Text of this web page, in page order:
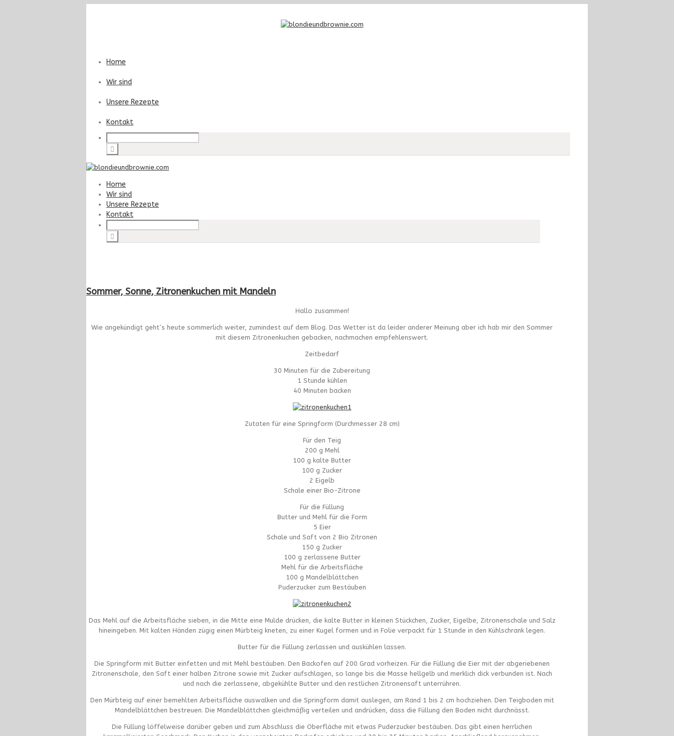
Home
Wir sind
Unsere Rezepte
Kontakt
Home
Wir sind
Unsere Rezepte
Kontakt
Sommer, Sonne, Zitronenkuchen mit Mandeln
Hallo zusammen!
Wie angekündigt geht´s heute sommerlich weiter, zumindest auf dem Blog. Das Wetter ist da leider anderer Meinung aber ich hab mir den Sommer
mit diesem Zitronenkuchen gebacken, nachmachen empfehlenswert.
Zeitbedarf
30 Minuten für die Zubereitung
1 Stunde kühlen
40 Minuten backen
Zutaten für eine Springform (Durchmesser 28 cm)
Für den Teig
200 g Mehl
100 g kalte Butter
100 g Zucker
2 Eigelb
Schale einer Bio-Zitrone
Für die Füllung
Butter und Mehl für die Form
5 Eier
Schale und Saft von 2 Bio Zitronen
150 g Zucker
100 g zerlassene Butter
Mehl für die Arbeitsfläche
100 g Mandelblättchen
Puderzucker zum Bestäuben
Das Mehl auf die Arbeitsfläche sieben, in die Mitte eine Mulde drücken, die kalte Butter in kleinen Stückchen, Zucker, Eigelbe, Zitronenschale und Salz
hineingeben. Mit kalten Händen zügig einen Mürbteig kneten, zu einer Kugel formen und in Folie verpackt für 1 Stunde in den Kühlschrank legen.
Butter für die Füllung zerlassen und auskühlen lassen.
Die Springform mit Butter einfetten und mit Mehl bestäuben. Den Backofen auf 200 Grad vorheizen. Für die Füllung die Eier mit der abgeriebenen
Zitronenschale, den Saft einer halben Zitrone sowie mit Zucker aufschlagen, so lange bis die Masse hellgelb und merklich dick verbunden ist. Nach
und nach die zerlassene, abgekühlte Butter und den restlichen Zitronensaft unterrühren.
Den Mürbteig auf einer bemehlten Arbeitsfläche auswalken und die Springform damit auslegen, am Rand 1 bis 2 cm hochziehen. Den Teigboden mit
Mandelblättchen bestreuen. Die Mandelblättchen gleichmäßig verteilen und andrücken, dass die Füllung den Boden nicht durchnässt.
Die Füllung löffelweise darüber geben und zum Abschluss die Oberfläche mit etwas Puderzucker bestäuben. Das gibt einen herrlichen